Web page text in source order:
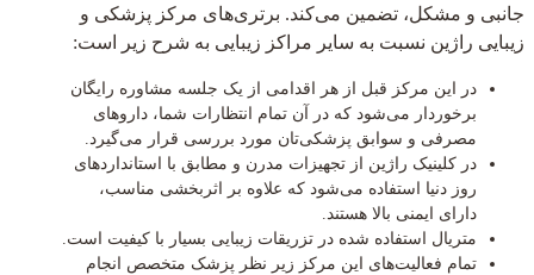
جانبی و مشکل، تضمین می‌کند. برتری‌های مرکز پزشکی و
زیبایی راژین نسبت به سایر مراکز زیبایی به شرح زیر است:
در این مرکز قبل از هر اقدامی از یک جلسه مشاوره رایگان
برخوردار می‌شود که در آن تمام انتظارات شما، داروهای
مصرفی و سوابق پزشکی‌تان مورد بررسی قرار می‌گیرد.
در کلینیک راژین از تجهیزات مدرن و مطابق با استانداردهای
روز دنیا استفاده می‌شود که علاوه بر اثربخشی مناسب،
دارای ایمنی بالا هستند.
متریال استفاده شده در تزریقات زیبایی بسیار با کیفیت است.
تمام فعالیت‌های این مرکز زیر نظر پزشک متخصص انجام